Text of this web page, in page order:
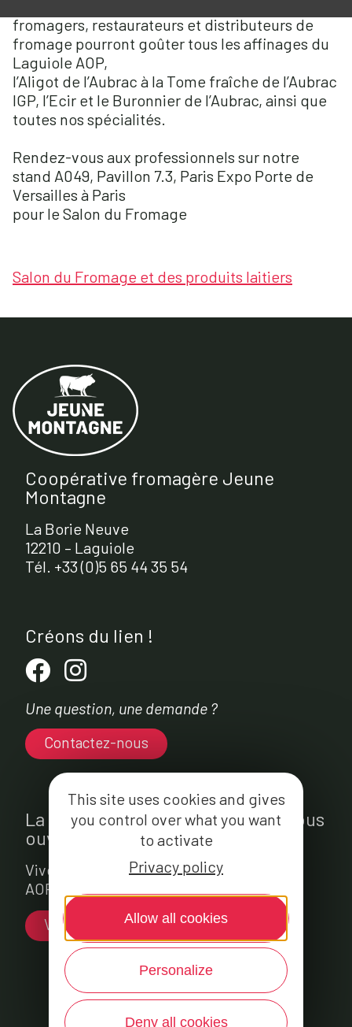
fromagers, restaurateurs et distributeurs de
fromage pourront goûter tous les affinages du
Laguiole AOP,
l’Aligot de l’Aubrac à la Tome fraîche de l’Aubrac
IGP, l’Ecir et le Buronnier de l’Aubrac, ainsi que
toutes nos spécialités.
Rendez-vous aux professionnels sur notre
stand A049, Pavillon 7.3, Paris Expo Porte de
Versailles à Paris
pour le Salon du Fromage
Salon du Fromage et des produits laitiers
Coopérative fromagère Jeune
Montagne
La Borie Neuve
12210 – Laguiole
Tél. +33 (0)5 65 44 35 54
Créons du lien !
Une question, une demande ?
Contactez-nous
La fromagerie Jeune Montagne vous
ouvre ses portes...
Vivez la fabrication du fromage Laguiole
AOP et profitez d’un instant gourmand !
Venez nous rendre visite
Rejoignez Jeune Montagne
This site uses cookies and gives
you control over what you want
to activate
Privacy policy
Allow all cookies
Personalize
Deny all cookies